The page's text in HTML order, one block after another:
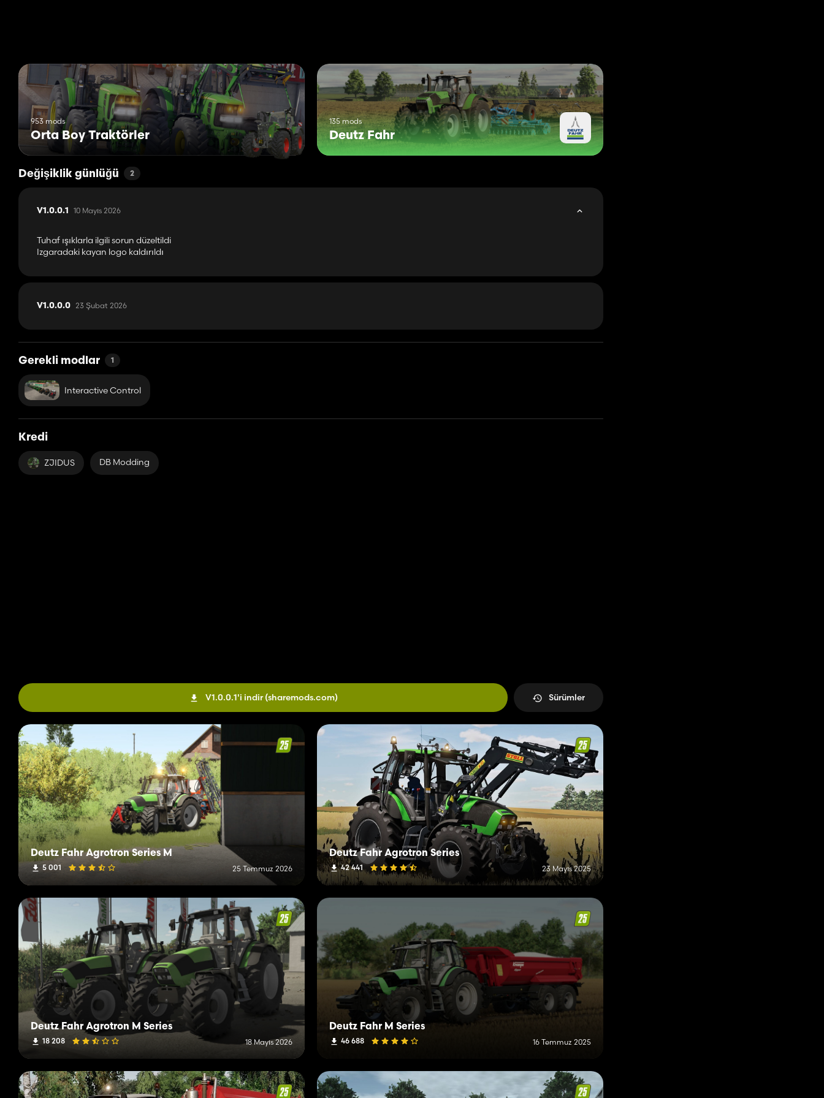
953 mods
Orta Boy Traktörler
135 mods
Deutz Fahr
Değişiklik günlüğü 2
V1.0.0.1 10 Mayıs 2026
Tuhaf ışıklarla ilgili sorun düzeltildi
Izgaradaki kayan logo kaldırıldı
V1.0.0.0 23 Şubat 2026
Gerekli modlar 1
Interactive Control
Kredi
ZJIDUS DB Modding
V1.0.0.1'i indir (sharemods.com) Sürümler
Deutz Fahr Agrotron Series M
5 001 25 Temmuz 2026
Deutz Fahr Agrotron Series
42 441 23 Mayıs 2025
Deutz Fahr Agrotron M Series
18 208 18 Mayıs 2026
Deutz Fahr M Series
46 688 16 Temmuz 2025